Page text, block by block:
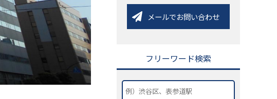
メールでお問い合わせ
フリーワード検索